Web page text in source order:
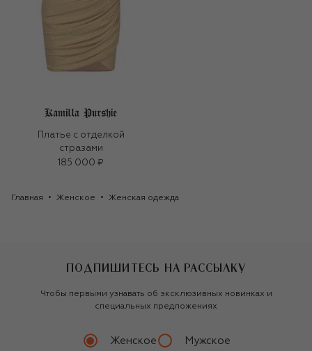
Платье с отделкой
стразами
185 000 ₽
Главная Женское Женская одежда
ПОДПИШИТЕСЬ НА РАССЫЛКУ
Чтобы первыми узнавать об эксклюзивных новинках и
специальных предложениях
Женское Мужское